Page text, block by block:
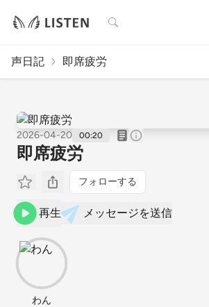
検索
声日記 即席疲労
2026-04-20 00:20
即席疲労
フォローする
再生 メッセージを送信
わん